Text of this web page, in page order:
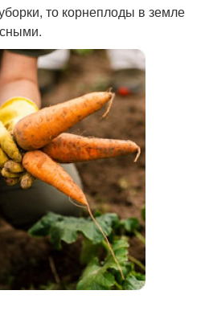
то корнеплоды в земле